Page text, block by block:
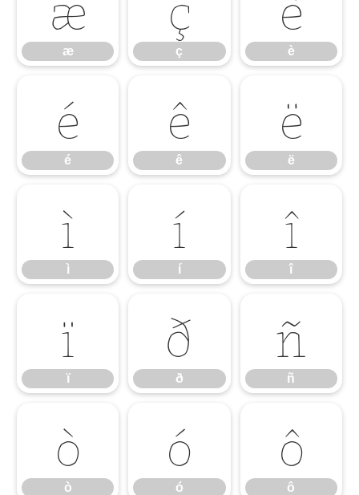
æ ç è
é
é
ê
ê
ë
ë
ì
ì
í
í
î
î
ï
ï
ð
ð
ñ
ñ
ò
ò
ó
ó
ô
ô